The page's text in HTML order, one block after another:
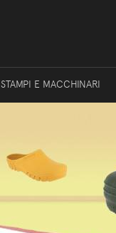
STAMPI E MACCHINARI